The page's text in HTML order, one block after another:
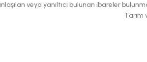
veya yanıltıcı bulunan ibareler
Tarım